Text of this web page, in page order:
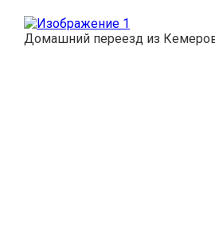
Домашний переезд из